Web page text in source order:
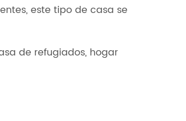
este tipo de casa se
de refugiados, hogar